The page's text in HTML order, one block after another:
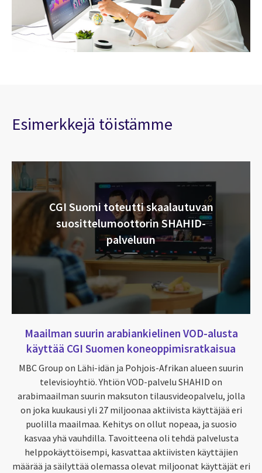
Esimerkkejä töistämme
CGI Suomi toteutti skaalautuvan
suosittelumoottorin SHAHID-
palveluun
Maailman suurin arabiankielinen VOD-alusta
käyttää CGI Suomen koneoppimisratkaisua
MBC Group on Lähi-idän ja Pohjois-Afrikan alueen suurin
televisioyhtiö. Yhtiön VOD-palvelu SHAHID on
arabimaailman suurin maksuton tilausvideopalvelu, jolla
on joka kuukausi yli 27 miljoonaa aktiivista käyttäjää eri
puolilla maailmaa. Kehitys on ollut nopeaa, ja suosio
kasvaa yhä vauhdilla. Tavoitteena oli tehdä palvelusta
helppokäyttöisempi, kasvattaa aktiivisten käyttäjien
määrää ja säilyttää olemassa olevat miljoonat käyttäjät eri